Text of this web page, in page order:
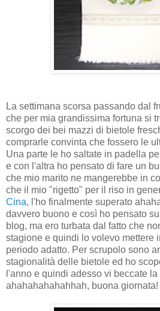
La settimana scorsa passando dal
che per mia grandissima fortuna si
scorgo dei bei mazzi di bietole
comprarle convinta che fossero le
Una parte le ho saltate in padella
e con l'altra ho pensato di fare un
che mio marito ne mangerebbe in
che il mio "rigetto" per il riso in
Cina, l'ho finalmente superato
davvero buono e così ho pensato
blog, ma ero turbata dal fatto che
stagione e quindi lo volevo mettere
periodo adatto. Per scrupolo sono
stagionalità delle bietole ed ho
l'anno e quindi adesso vi beccate la
ahahahahahahhah, buona giornata!